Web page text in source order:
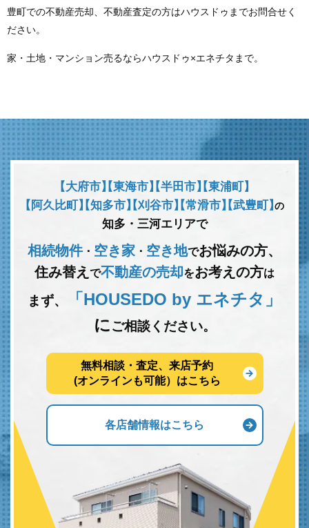
豊町での不動産売却、不動産査定の方はハウスドゥまでお問合せく
ださい。
家・土地・マンション売るならハウスドゥ×エネチタまで。
【大府市】【東海市】【半田市】【東浦町】
【阿久比町】【知多市】【刈谷市】【常滑市】【武豊町】の
知多・三河エリアで
相続物件･ 空き家 ･ 空き地でお悩みの方、
住み替え で不動産の売却をお考えの方は
まず、
「HOUSEDO by エネチタ」
にご相談ください。
無料相談・査定、来店予約
(オンラインも可能）はこちら
各店舗情報はこちら